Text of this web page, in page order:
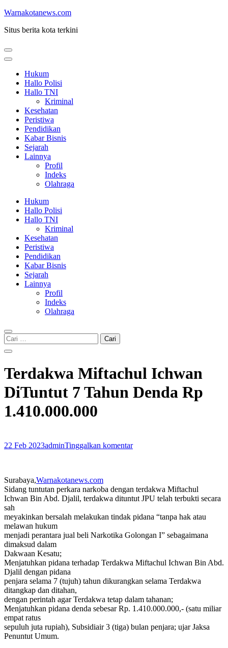
Lompat
konten
Enter)
Warnakotanews.com
Situs berita kota terkini
Hukum
Hallo Polisi
Hallo TNI
Kriminal
Kesehatan
Peristiwa
Pendidikan
Kabar Bisnis
Sejarah
Lainnya
Profil
Indeks
Olahraga
Hukum
Hallo Polisi
Hallo TNI
Kriminal
Kesehatan
Peristiwa
Pendidikan
Kabar Bisnis
Sejarah
Lainnya
Profil
Indeks
Olahraga
Cari
untuk:
Terdakwa Miftachul Ichwan
DiTuntut 7 Tahun Denda Rp
1.410.000.000
22 Feb 2023adminTinggalkan komentar
Surabaya,Warnakotanews.com
Sidang tuntutan perkara narkoba dengan terdakwa Miftachul
Ichwan Bin Abd. Djalil, terdakwa dituntut JPU telah terbukti secara
sah
meyakinkan bersalah melakukan tindak pidana “tanpa hak atau
melawan hukum
menjadi perantara jual beli Narkotika Golongan I” sebagaimana
dimaksud dalam
Dakwaan Kesatu;
Menjatuhkan pidana terhadap Terdakwa Miftachul Ichwan Bin Abd.
Djalil dengan pidana
penjara selama 7 (tujuh) tahun dikurangkan selama Terdakwa
ditangkap dan ditahan,
dengan perintah agar Terdakwa tetap dalam tahanan;
Menjatuhkan pidana denda sebesar Rp. 1.410.000.000,- (satu miliar
empat ratus
sepuluh juta rupiah), Subsidiair 3 (tiga) bulan penjara; ujar Jaksa
Penuntut Umum.